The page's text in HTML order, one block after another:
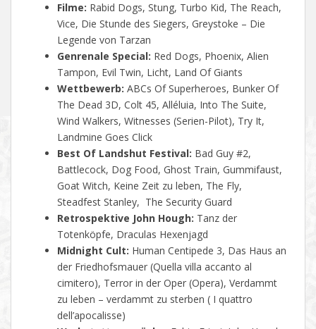
Filme: Rabid Dogs, Stung, Turbo Kid, The Reach,
Vice, Die Stunde des Siegers, Greystoke – Die
Legende von Tarzan
Genrenale Special: Red Dogs, Phoenix, Alien
Tampon, Evil Twin, Licht, Land Of Giants
Wettbewerb: ABCs Of Superheroes, Bunker Of
The Dead 3D, Colt 45, Alléluia, Into The Suite,
Wind Walkers, Witnesses (Serien-Pilot), Try It,
Landmine Goes Click
Best Of Landshut Festival: Bad Guy #2,
Battlecock, Dog Food, Ghost Train, Gummifaust,
Goat Witch, Keine Zeit zu leben, The Fly,
Steadfest Stanley, The Security Guard
Retrospektive John Hough: Tanz der
Totenköpfe, Draculas Hexenjagd
Midnight Cult: Human Centipede 3, Das Haus an
der Friedhofsmauer (Quella villa accanto al
cimitero), Terror in der Oper (Opera), Verdammt
zu leben – verdammt zu sterben ( I quattro
dell’apocalisse)